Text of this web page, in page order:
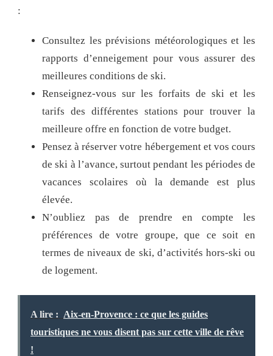
:
Consultez les prévisions météorologiques et les
rapports d’enneigement pour vous assurer des
meilleures conditions de ski.
Renseignez-vous sur les forfaits de ski et les
tarifs des différentes stations pour trouver la
meilleure offre en fonction de votre budget.
Pensez à réserver votre hébergement et vos cours
de ski à l’avance, surtout pendant les périodes de
vacances scolaires où la demande est plus
élevée.
N’oubliez pas de prendre en compte les
préférences de votre groupe, que ce soit en
termes de niveaux de ski, d’activités hors-ski ou
de logement.
A lire : Aix-en-Provence : ce que les guides
touristiques ne vous disent pas sur cette ville de rêve
!